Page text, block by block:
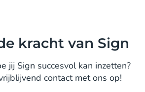
kracht van Sign
jij Sign succesvol kan inzetten?
contact met ons op!